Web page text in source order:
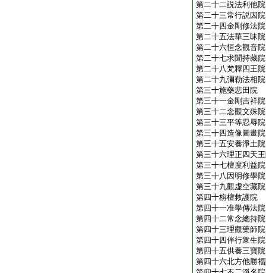
第二十二説法利他
第二十三常行説因
第二十四金剛修法
第二十五法華三昧
第二十六恒念觀音
第二十七求聞持藏
第二十八梵釋四王
第二十九彌勒法相
第三十施藥悲田
第三十一金剛吉祥
第三十二念觀文殊
第三十三平等忍辱
第三十四造像圖畫
第三十五安養淨土
第三十六理正四天
第三十七檀度利益
第三十八因明修學
第三十九觀虚空藏
第四十栴檀救護
第四十一准學傳法
第四十二常念總持
第四十三理觀藥師
第四十四伴行衆生
第四十五供養三寶
第四十六北方他勝